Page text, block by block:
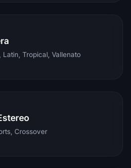
Latin, Tropical, Vallenato
Crossover